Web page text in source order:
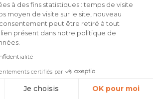
à des fins statistiques : temps de visite
moyen de visite sur le site, nouveau
peut être retiré à tout
présent dans notre politique de
certifiés par
Je choisis OK pour moi